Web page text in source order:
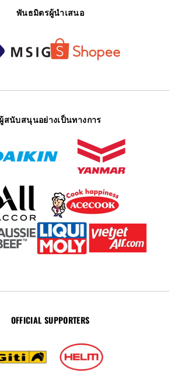
พันธมิตรผู้นำเสนอ
ผู้สนับสนุนอย่างเป็นทางการ
OFFICIAL SUPPORTERS